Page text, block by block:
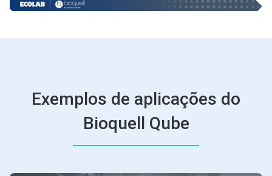
Exemplos de aplicações do
Bioquell Qube